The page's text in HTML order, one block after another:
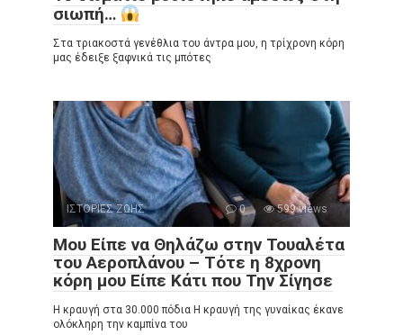
σιωπή…
Στα τριακοστά γενέθλια του άντρα μου, η τρίχρονη κόρη
μας έδειξε ξαφνικά τις μπότες
ΙΣΤΟΡΙΕΣ ΖΩΗΣ 0 599 views
Μου Είπε να Θηλάζω στην Τουαλέτα
του Αεροπλάνου – Τότε η 8χρονη
κόρη μου Είπε Κάτι που Την Σίγησε
Η κραυγή στα 30.000 πόδια Η κραυγή της γυναίκας έκανε
ολόκληρη την καμπίνα του